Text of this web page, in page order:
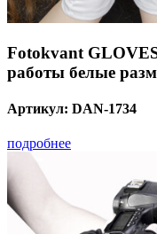
Fotokvant
работы белые
Артикул: DAN-1734
подробнее